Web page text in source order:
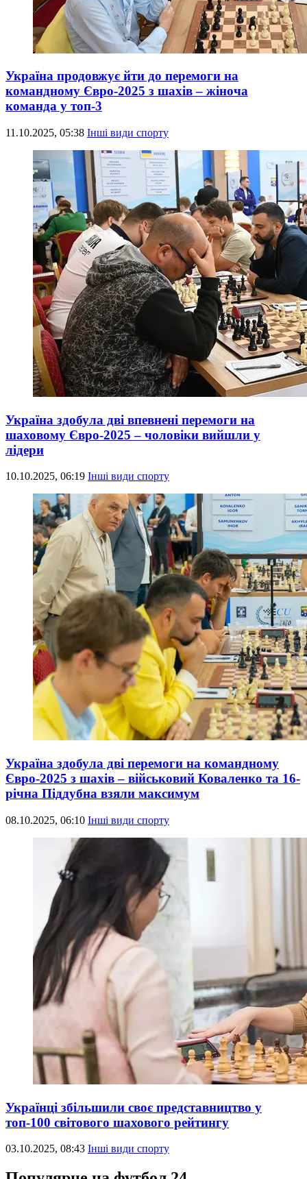
Україна продовжує йти до перемоги на
командному Євро-2025 з шахів – жіноча
команда у топ-3
11.10.2025, 05:38 Інші види спорту
Україна здобула дві впевнені перемоги на
шаховому Євро-2025 – чоловіки вийшли у
лідери
10.10.2025, 06:19 Інші види спорту
Україна здобула дві перемоги на командному
Євро-2025 з шахів – військовий Коваленко та 16-
річна Піддубна взяли максимум
08.10.2025, 06:10 Інші види спорту
Українці збільшили своє представництво у
топ-100 світового шахового рейтингу
03.10.2025, 08:43 Інші види спорту